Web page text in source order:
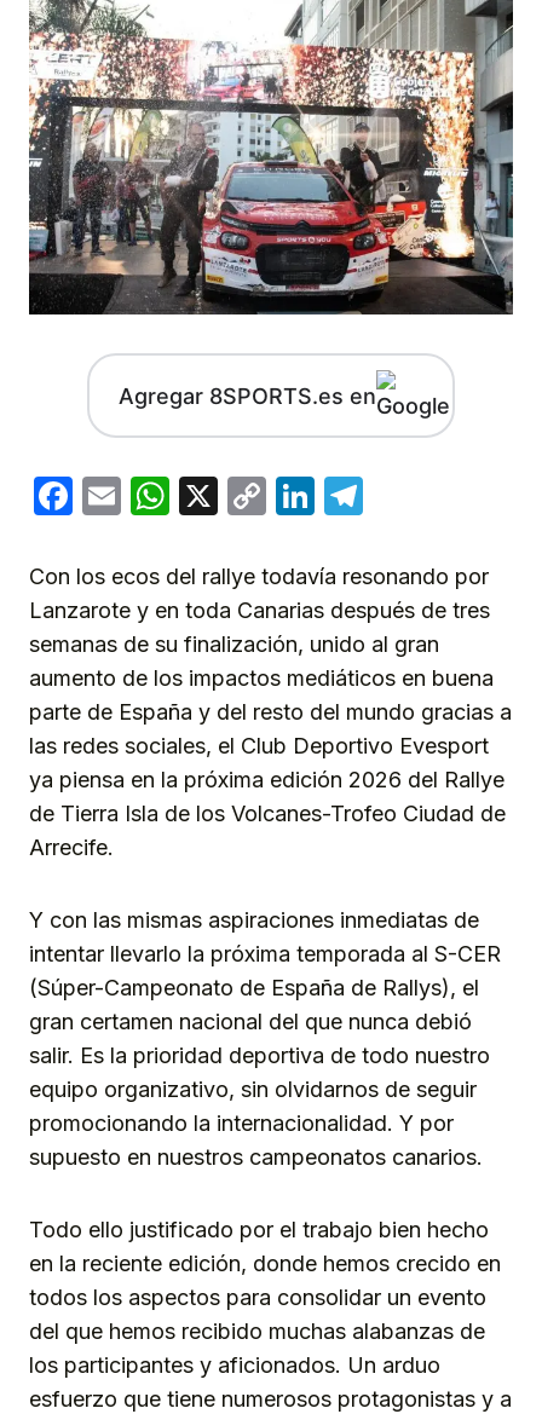
Agregar 8SPORTS.es en
Facebook
EmailWhatsApp
X
CopyLinkedIn
Con los ecos del rallye todavía resonando por
Lanzarote y en toda Canarias después de tres
semanas de su finalización, unido al gran
aumento de los impactos mediáticos en buena
parte de España y del resto del mundo gracias a
las redes sociales, el Club Deportivo Evesport
ya piensa en la próxima edición 2026 del Rallye
de Tierra Isla de los Volcanes-Trofeo Ciudad de
Arrecife.
Y con las mismas aspiraciones inmediatas de
intentar llevarlo la próxima temporada al S-CER
(Súper-Campeonato de España de Rallys), el
gran certamen nacional del que nunca debió
salir. Es la prioridad deportiva de todo nuestro
equipo organizativo, sin olvidarnos de seguir
promocionando la internacionalidad. Y por
supuesto en nuestros campeonatos canarios.
Todo ello justificado por el trabajo bien hecho
en la reciente edición, donde hemos crecido en
todos los aspectos para consolidar un evento
del que hemos recibido muchas alabanzas de
los participantes y aficionados. Un arduo
esfuerzo que tiene numerosos protagonistas y a